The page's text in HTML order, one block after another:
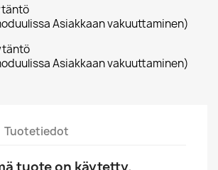
Asiakkaan vakuuttaminen)
Asiakkaan vakuuttaminen)
Tuotetiedot